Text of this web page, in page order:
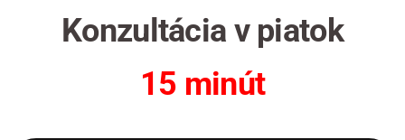
Konzultácia v piatok
15 minút